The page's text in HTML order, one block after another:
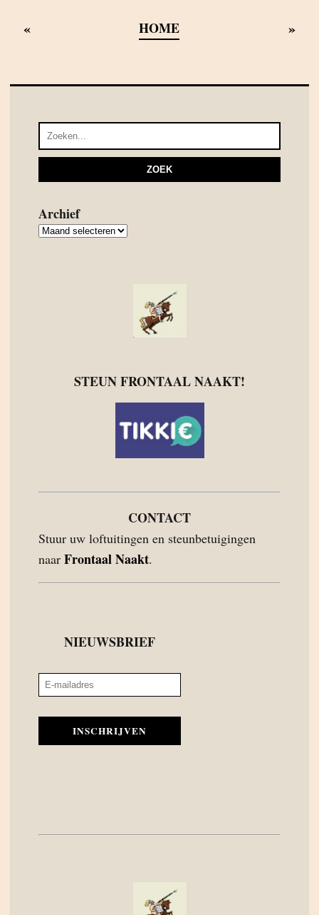
« HOME »
Archief
Archief
STEUN FRONTAAL NAAKT!
CONTACT
Stuur uw loftuitingen en steunbetuigingen
naar Frontaal Naakt.
NIEUWSBRIEF
INSCHRIJVEN